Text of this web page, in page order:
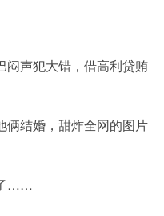
闷声犯大错，借高利贷贿
……